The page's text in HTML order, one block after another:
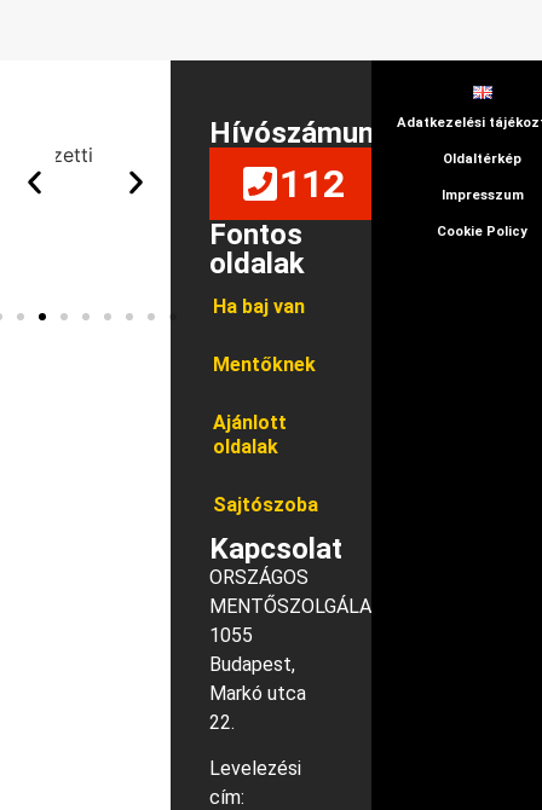
Hívószámunk
112
Fontos
oldalak
Ha baj van
Mentőknek
Ajánlott
oldalak
Sajtószoba
Kapcsolat
ORSZÁGOS
MENTŐSZOLGÁLAT
1055
Budapest,
Markó utca
22.
Levelezési
cím:
Adatkezelési
Oldaltérkép
Impresszum
Cookie Policy